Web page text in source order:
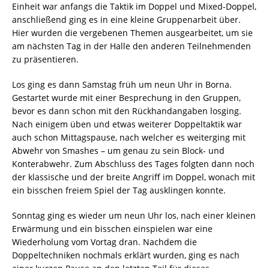
Einheit war anfangs die Taktik im Doppel und Mixed-Doppel,
anschließend ging es in eine kleine Gruppenarbeit über.
Hier wurden die vergebenen Themen ausgearbeitet, um sie
am nächsten Tag in der Halle den anderen Teilnehmenden
zu präsentieren.
Los ging es dann Samstag früh um neun Uhr in Borna.
Gestartet wurde mit einer Besprechung in den Gruppen,
bevor es dann schon mit den Rückhandangaben losging.
Nach einigem üben und etwas weiterer Doppeltaktik war
auch schon Mittagspause, nach welcher es weiterging mit
Abwehr von Smashes – um genau zu sein Block- und
Konterabwehr. Zum Abschluss des Tages folgten dann noch
der klassische und der breite Angriff im Doppel, wonach mit
ein bisschen freiem Spiel der Tag ausklingen konnte.
Sonntag ging es wieder um neun Uhr los, nach einer kleinen
Erwärmung und ein bisschen einspielen war eine
Wiederholung vom Vortag dran. Nachdem die
Doppeltechniken nochmals erklärt wurden, ging es nach